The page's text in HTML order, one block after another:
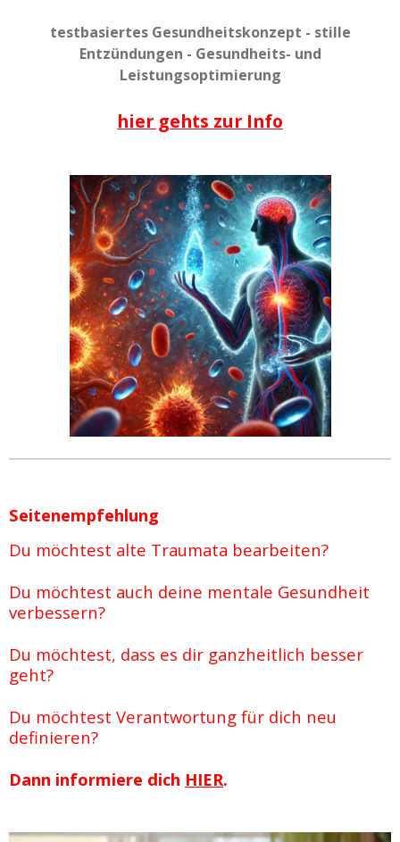
testbasiertes Gesundheitskonzept - stille
Entzündungen - Gesundheits- und
Leistungsoptimierung
hier gehts zur Info
Seitenempfehlung
Du möchtest alte Traumata bearbeiten?
Du möchtest auch deine mentale Gesundheit
verbessern?
Du möchtest, dass es dir ganzheitlich besser
geht?
Du möchtest Verantwortung für dich neu
definieren?
Dann informiere dich HIER.